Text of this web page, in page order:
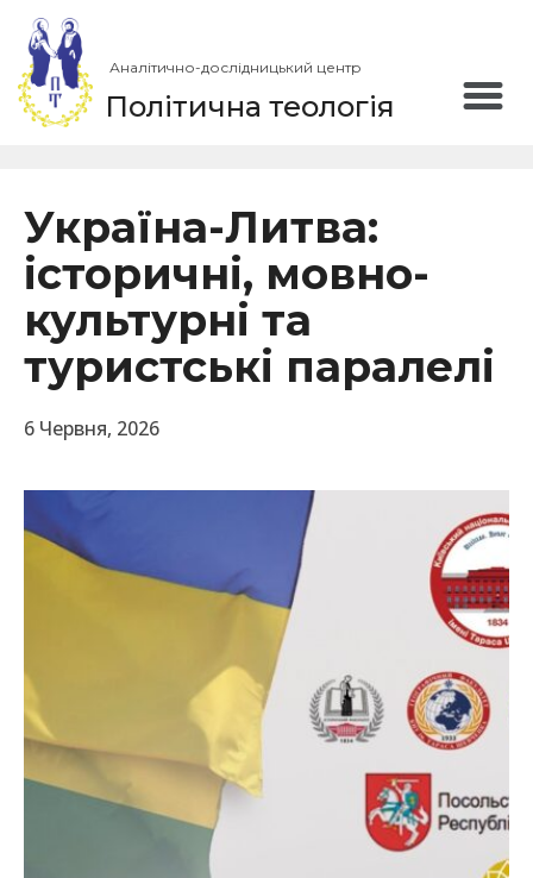
Аналітично-дослідницький центр
Політична теологія
Україна-Литва:
історичні, мовно-
культурні та
туристські паралелі
6 Червня, 2026